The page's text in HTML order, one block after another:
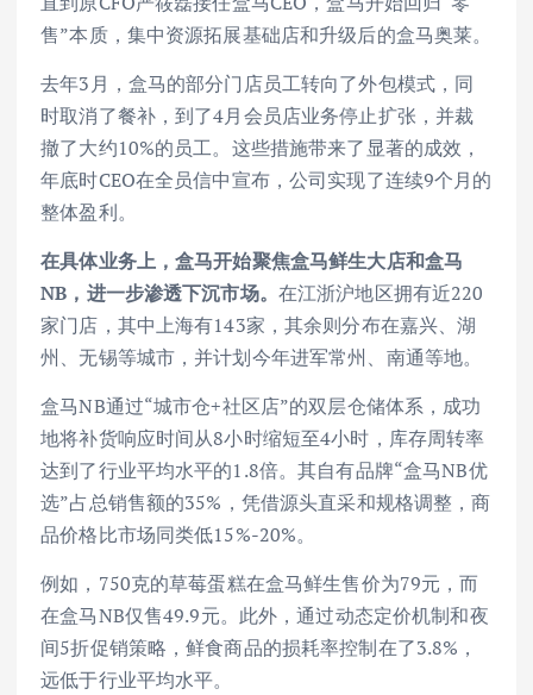
售”本质，集中资源拓展基础店和升级后的盒马奥莱。
去年3月，盒马的部分门店员工转向了外包模式，同
时取消了餐补，到了4月会员店业务停止扩张，并裁
撤了大约10%的员工。这些措施带来了显著的成效，
年底时CEO在全员信中宣布，公司实现了连续9个月的
整体盈利。
在具体业务上，盒马开始聚焦盒马鲜生大店和盒马
NB，进一步渗透下沉市场。 在江浙沪地区拥有近220
家门店，其中上海有143家，其余则分布在嘉兴、湖
州、无锡等城市，并计划今年进军常州、南通等地。
盒马NB通过“城市仓+社区店”的双层仓储体系，成功
地将补货响应时间从8小时缩短至4小时，库存周转率
达到了行业平均水平的1.8倍。其自有品牌“盒马NB优
选”占总销售额的35%，凭借源头直采和规格调整，商
品价格比市场同类低15%-20%。
例如，750克的草莓蛋糕在盒马鲜生售价为79元，而
在盒马NB仅售49.9元。此外，通过动态定价机制和夜
间5折促销策略，鲜食商品的损耗率控制在了3.8%，
远低于行业平均水平。